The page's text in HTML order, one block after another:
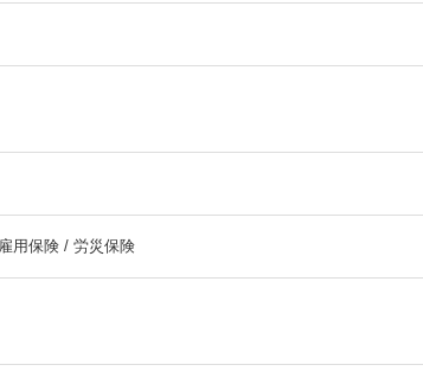
用保険 / 労災保険